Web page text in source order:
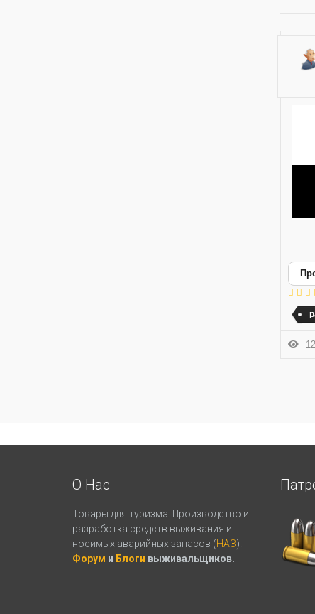
О Нас
Товары для туризма. Производство и
разработка средств выживания и
носимых аварийных запасов (НАЗ).
Форум и Блоги выживальщиков.